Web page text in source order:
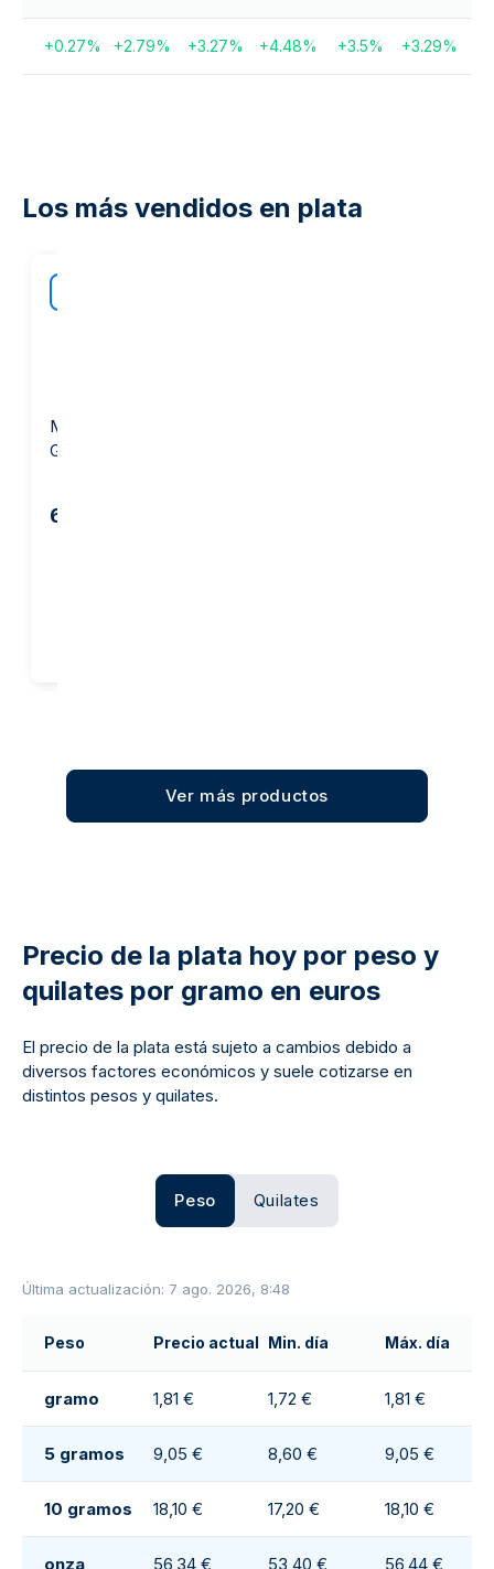
+0.27% +2.79% +3.27% +4.48% +3.5% +3.29%
Los más vendidos en plata
Moneda de Plata 1 Onza -
GOLD AVENUE
66,85 €
Ver más productos
Precio de la plata hoy por peso y
quilates por gramo en euros
El precio de la plata está sujeto a cambios debido a
diversos factores económicos y suele cotizarse en
distintos pesos y quilates.
Peso Quilates
Última actualización: 7 ago. 2026, 8:48
Peso Precio actual Min. día Máx. día
gramo 1,81 € 1,72 € 1,81 €
5 gramos 9,05 € 8,60 € 9,05 €
10 gramos 18,10 € 17,20 € 18,10 €
onza 56,34 € 53,40 € 56,44 €